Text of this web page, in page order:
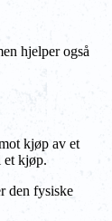
hjelper også
kjøp av et
et kjøp.
den fysiske